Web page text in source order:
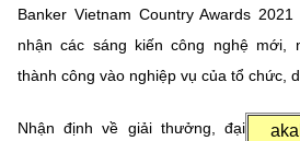
MINISTRY OF SCIENCE AND
Banker Vietnam Country Awards
nhận các sáng kiến công nghệ mới,
thành công vào nghiệp vụ của tổ chức,
Nhận định về giải thưởng, đại